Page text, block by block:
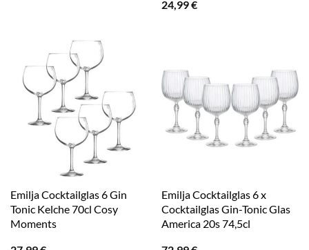
24,99€
Emilja Cocktailglas 6 Gin
Tonic Kelche 70cl Cosy
Moments
Emilja Cocktailglas 6 x
Cocktailglas Gin-Tonic Glas
America 20s 74,5cl